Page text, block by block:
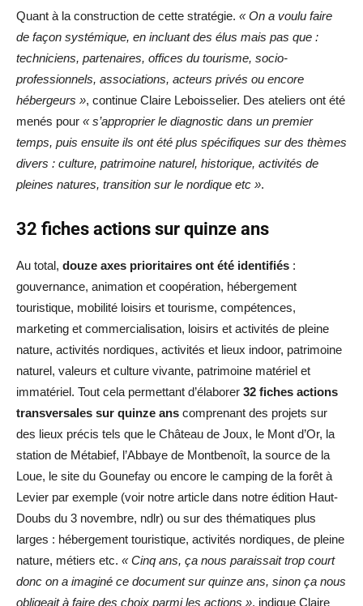
Quant à la construction de cette stratégie. « On a voulu faire
de façon systémique, en incluant des élus mais pas que :
techniciens, partenaires, offices du tourisme, socio-
professionnels, associations, acteurs privés ou encore
hébergeurs », continue Claire Leboisselier. Des ateliers ont été
menés pour « s’approprier le diagnostic dans un premier
temps, puis ensuite ils ont été plus spécifiques sur des thèmes
divers : culture, patrimoine naturel, historique, activités de
pleines natures, transition sur le nordique etc ».
32 fiches actions sur quinze ans
Au total, douze axes prioritaires ont été identifiés :
gouvernance, animation et coopération, hébergement
touristique, mobilité loisirs et tourisme, compétences,
marketing et commercialisation, loisirs et activités de pleine
nature, activités nordiques, activités et lieux indoor, patrimoine
naturel, valeurs et culture vivante, patrimoine matériel et
immatériel. Tout cela permettant d’élaborer 32 fiches actions
transversales sur quinze ans comprenant des projets sur
des lieux précis tels que le Château de Joux, le Mont d’Or, la
station de Métabief, l’Abbaye de Montbenoît, la source de la
Loue, le site du Gounefay ou encore le camping de la forêt à
Levier par exemple (voir notre article dans notre édition Haut-
Doubs du 3 novembre, ndlr) ou sur des thématiques plus
larges : hébergement touristique, activités nordiques, de pleine
nature, métiers etc. « Cinq ans, ça nous paraissait trop court
donc on a imaginé ce document sur quinze ans, sinon ça nous
obligeait à faire des choix parmi les actions », indique Claire